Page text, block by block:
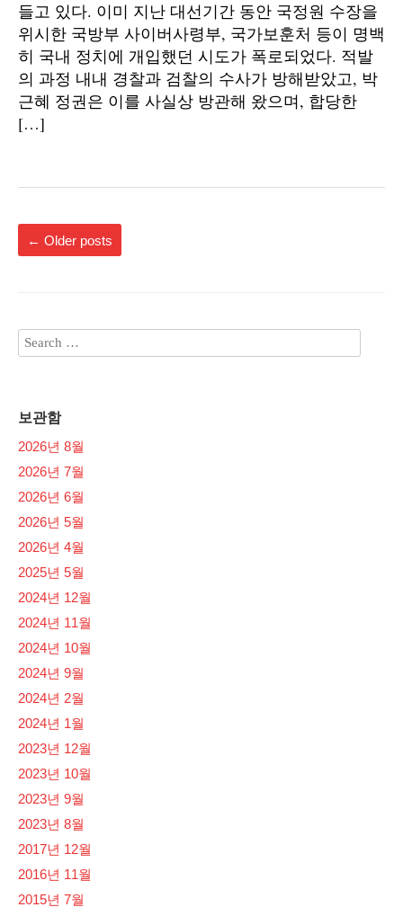
들고 있다. 이미 지난 대선기간 동안 국정원 수장을
위시한 국방부 사이버사령부, 국가보훈처 등이 명백
히 국내 정치에 개입했던 시도가 폭로되었다. 적발
의 과정 내내 경찰과 검찰의 수사가 방해받았고, 박
근혜 정권은 이를 사실상 방관해 왔으며, 합당한
[…]
← Older posts
보관함
2026년 8월
2026년 7월
2026년 6월
2026년 5월
2026년 4월
2025년 5월
2024년 12월
2024년 11월
2024년 10월
2024년 9월
2024년 2월
2024년 1월
2023년 12월
2023년 10월
2023년 9월
2023년 8월
2017년 12월
2016년 11월
2015년 7월